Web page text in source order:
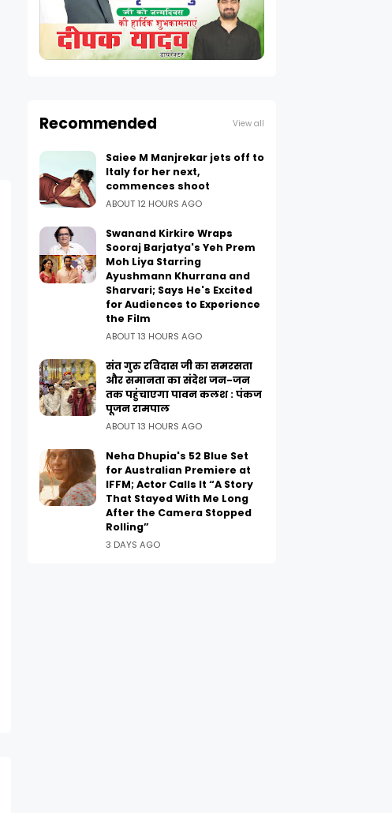
Recommended View all
Saiee M Manjrekar jets off to
Italy for her next,
commences shoot
ABOUT 12 HOURS AGO
Swanand Kirkire Wraps
Sooraj Barjatya's Yeh Prem
Moh Liya Starring
Ayushmann Khurrana and
Sharvari; Says He's Excited
for Audiences to Experience
the Film
ABOUT 13 HOURS AGO
संत गुरु रविदास जी का समरसता
और समानता का संदेश जन-जन
तक पहुंचाएगा पावन कलश : पंकज
पूजन रामपाल
ABOUT 13 HOURS AGO
Neha Dhupia's 52 Blue Set
for Australian Premiere at
IFFM; Actor Calls It “A Story
That Stayed With Me Long
After the Camera Stopped
Rolling”
3 DAYS AGO